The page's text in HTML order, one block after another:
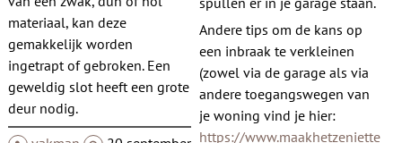
materiaal, kan deze
gemakkelijk worden
ingetrapt of gebroken. Een
geweldig slot heeft een grote
deur nodig.
Andere tips om de kans op
een inbraak te verkleinen
(zowel via de garage als via
andere toegangswegen van
je woning vind je hier:
https://www.maakhetzeniette